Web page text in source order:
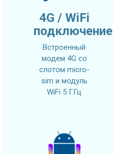
4G / WiFi
подключение
Встроенный
модем 4G со
слотом micro-
sim и модуль
WiFi 5 ГГц